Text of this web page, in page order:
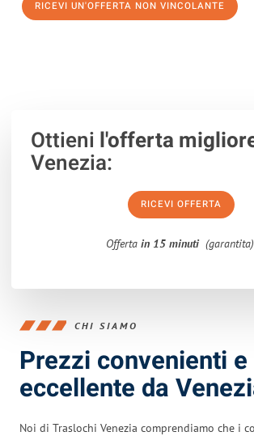
RICEVI UN'OFFERTA NON VINCOLANTE
Ottieni l'offerta
Venezia:
RICEVI OFFERTA
Offerta in 15 minuti
CHI SIAMO
Prezzi convenienti
eccellente da
Noi di Traslochi Venezia comprendiamo che i